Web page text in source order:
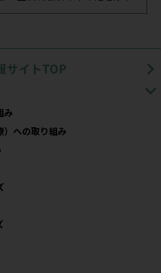
サイトTOP
み
）への取り組み